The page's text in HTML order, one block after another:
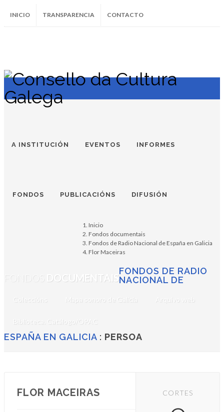
INICIO TRANSPARENCIA CONTACTO
InstagramFacebookTwitter Soundcloud
Youtube
A INSTITUCIÓN EVENTOS INFORMES
FONDOS PUBLICACIÓNS DIFUSIÓN
FONDOS DOCUMENTAIS
Coleccións Mapa sonoro de Galicia Arquivo web
Biblioteca. Catálogo/OPAC
FONDOS DE RADIO
NACIONAL DE
ESPAÑA EN GALICIA : PERSOA
Inicio
Fondos documentais
Fondos de Radio Nacional de España en Galicia
Flor Maceiras
FLOR MACEIRAS CORTES